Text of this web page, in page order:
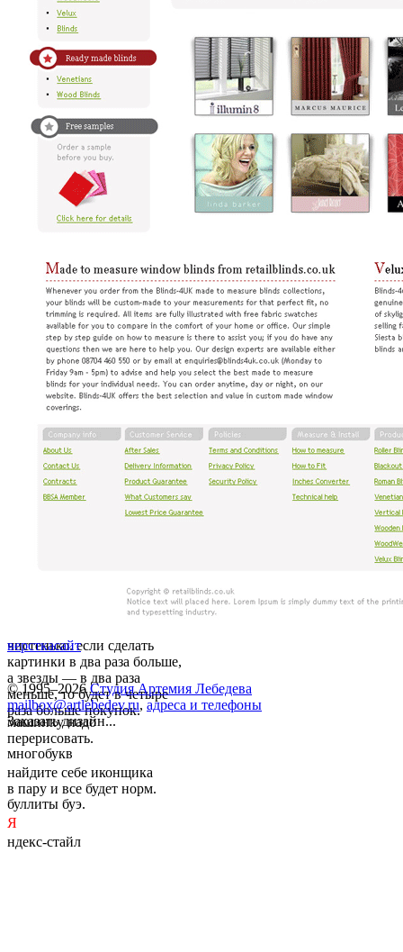
чистенько. если сделать
картинки в два раза больше,
а звезды — в два раза
меньше, то будет в четыре
раза больше покупок.
машинку надо
перерисовать.
многобукв
найдите себе иконщика
в пару и все будет норм.
буллиты буэ.
Я
ндекс-стайл
версткасайт
© 1995–2026 Студия Артемия Лебедева
mailbox@artlebedev.ru, адреса и телефоны
Заказать дизайн...